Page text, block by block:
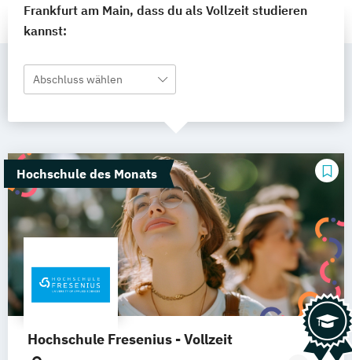
Frankfurt am Main, dass du als Vollzeit studieren
kannst:
Abschluss wählen
Hochschule des Monats
Hochschule Fresenius - Vollzeit